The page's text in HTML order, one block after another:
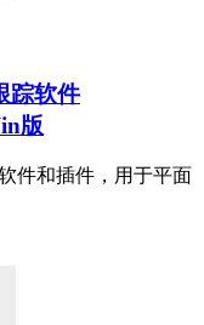
踪软件
版
件和插件，用于平面